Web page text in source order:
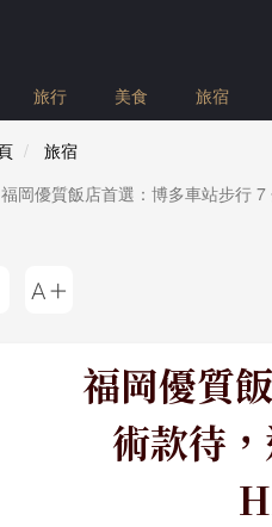
旅行 美食 旅宿
旅宿
福岡優質飯店首選：博多車站步行
福岡優質
術款待